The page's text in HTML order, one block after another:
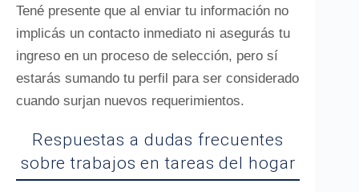
Tené presente que al enviar tu información no
implicás un contacto inmediato ni asegurás tu
ingreso en un proceso de selección, pero sí
estarás sumando tu perfil para ser considerado
cuando surjan nuevos requerimientos.
Respuestas a dudas frecuentes
sobre trabajos en tareas del hogar